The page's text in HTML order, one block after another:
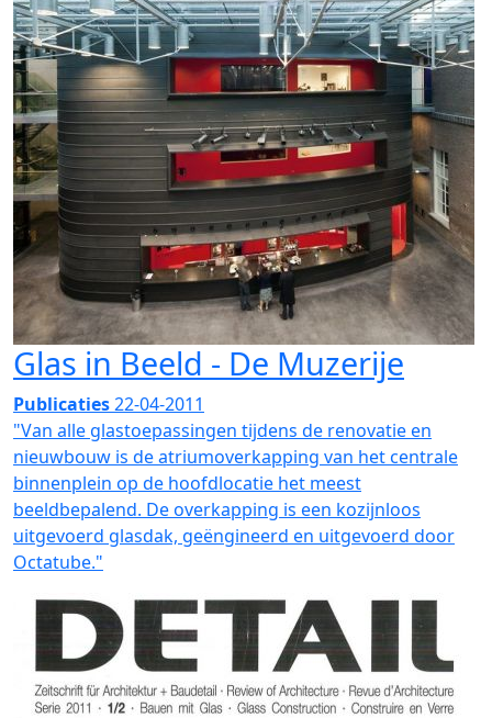
Glas in Beeld - De Muzerije
Publicaties22-04-2011
"Van alle glastoepassingen tijdens de renovatie en
nieuwbouw is de atriumoverkapping van het centrale
binnenplein op de hoofdlocatie het meest
beeldbepalend. De overkapping is een kozijnloos
uitgevoerd glasdak, geëngineerd en uitgevoerd door
Octatube."